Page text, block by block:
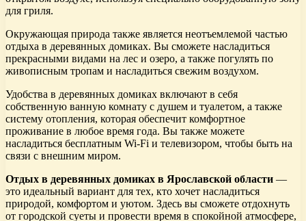
для гриля.
Окружающая природа также является неотъемлемой частью
отдыха в деревянных домиках. Вы сможете насладиться
прекрасными видами на лес и озеро, а также погулять по
живописным тропам и насладиться свежим воздухом.
Удобства в деревянных домиках включают в себя
собственную ванную комнату с душем и туалетом, а также
систему отопления, которая обеспечит комфортное
проживание в любое время года. Вы также можете
насладиться бесплатным Wi-Fi и телевизором, чтобы быть на
связи с внешним миром.
Отдых в деревянных домиках в Ярославской области —
это идеальный вариант для тех, кто хочет насладиться
природой, комфортом и уютом. Здесь вы сможете отдохнуть
от городской суеты и провести время в спокойной атмосфере,